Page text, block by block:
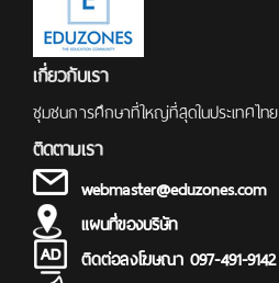
เกี่ยวกับเรา
ชุมชนการศึกษาที่ใหญ่ที่สุดในประเทศไทย
ติดตามเรา
webmaster@eduzones.com
แผนที่ของบริษัท
ติดต่อลงโฆษณา 097-491-9142